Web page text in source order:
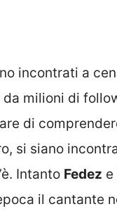
incontrati a
da milioni di
di
si siano
Intanto Fedez e
il cantante